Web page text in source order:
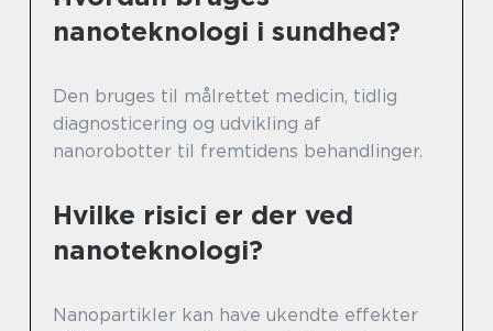
nanoteknologi i sundhed?
Den bruges til målrettet medicin, tidlig
diagnosticering og udvikling af
nanorobotter til fremtidens behandlinger.
Hvilke risici er der ved
nanoteknologi?
Nanopartikler kan have ukendte effekter